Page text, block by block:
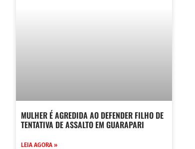
MULHER É AGREDIDA AO DEFENDER FILHO DE
TENTATIVA DE ASSALTO EM GUARAPARI
LEIA AGORA »